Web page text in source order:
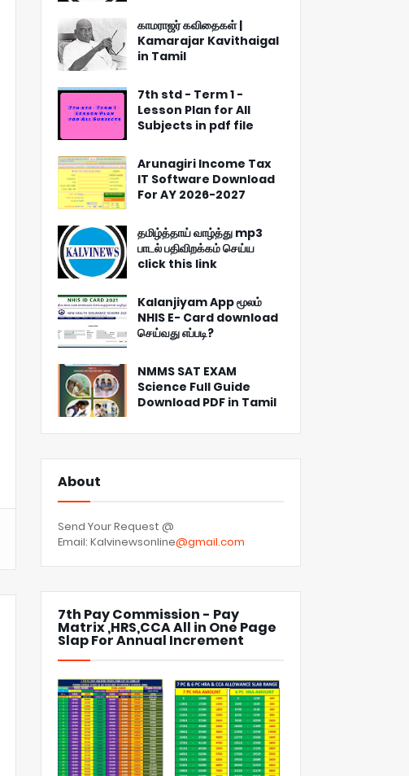
காமராஜர் கவிதைகள் |
Kamarajar Kavithaigal
in Tamil
7th std - Term 1 -
Lesson Plan for All
Subjects in pdf file
Arunagiri Income Tax
IT Software Download
For AY 2026-2027
தமிழ்த்தாய் வாழ்த்து mp3
பாடல் பதிவிறக்கம் செய்ய
click this link
Kalanjiyam App மூலம்
NHIS E- Card download
செய்வது எப்படி?
NMMS SAT EXAM
Science Full Guide
Download PDF in Tamil
About
Send Your Request @
Email: Kalvinewsonline@gmail.com
7th Pay Commission - Pay
Matrix ,HRS,CCA All in One Page
Slap For Annual Increment